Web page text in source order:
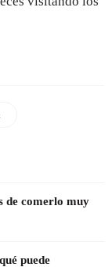
de comerlo muy
puede